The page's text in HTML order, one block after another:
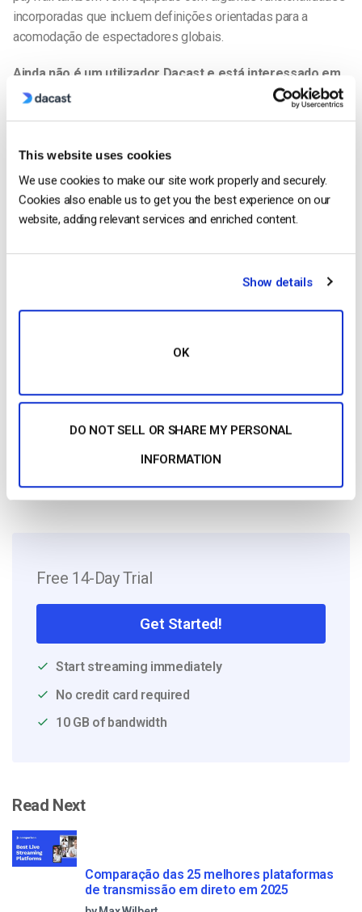
This website uses cookies
We use cookies to make our site work properly and securely.
Cookies also enable us to get you the best experience on our
website, adding relevant services and enriched content.
Show details
OK
DO NOT SELL OR SHARE MY PERSONAL
INFORMATION
incorporadas que incluem definições orientadas para a
acomodação de espectadores globais.
Ainda não é um utilizador Dacast e está interessado em
experimentar o Dacast sem riscos durante 14 dias?
Começar Gratuitamente
Recursos adicionais:
Onboarding team and started working with
service/engagement and live streaming
support.
Free 14-Day Trial
Get Started!
Start streaming immediately
No credit card required
10 GB of bandwidth
Read Next
Comparação das 25 melhores plataformas
de transmissão em direto em 2025